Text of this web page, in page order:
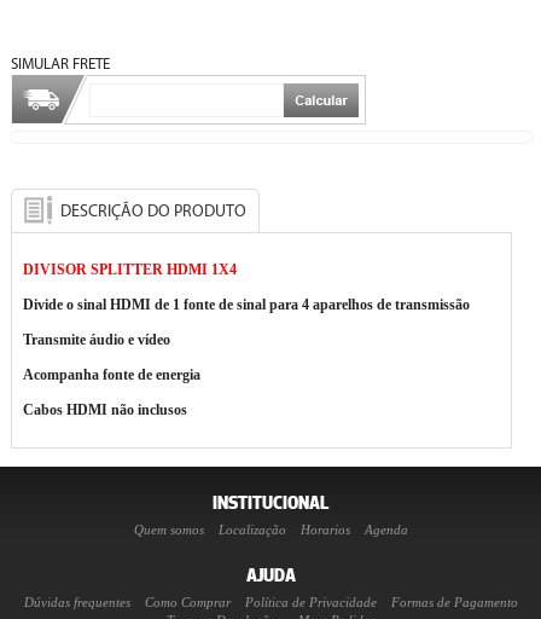
SIMULAR FRETE
DESCRIÇÃO DO PRODUTO
DIVISOR SPLITTER HDMI 1X4
Divide o sinal HDMI de 1 fonte de sinal para 4 aparelhos de transmissão
Transmite áudio e vídeo
Acompanha fonte de energia
Cabos HDMI não inclusos
INSTITUCIONAL
Quem somos Localização Horarios Agenda
AJUDA
Dúvidas frequentes Como Comprar Política de Privacidade
Formas de Pagamento